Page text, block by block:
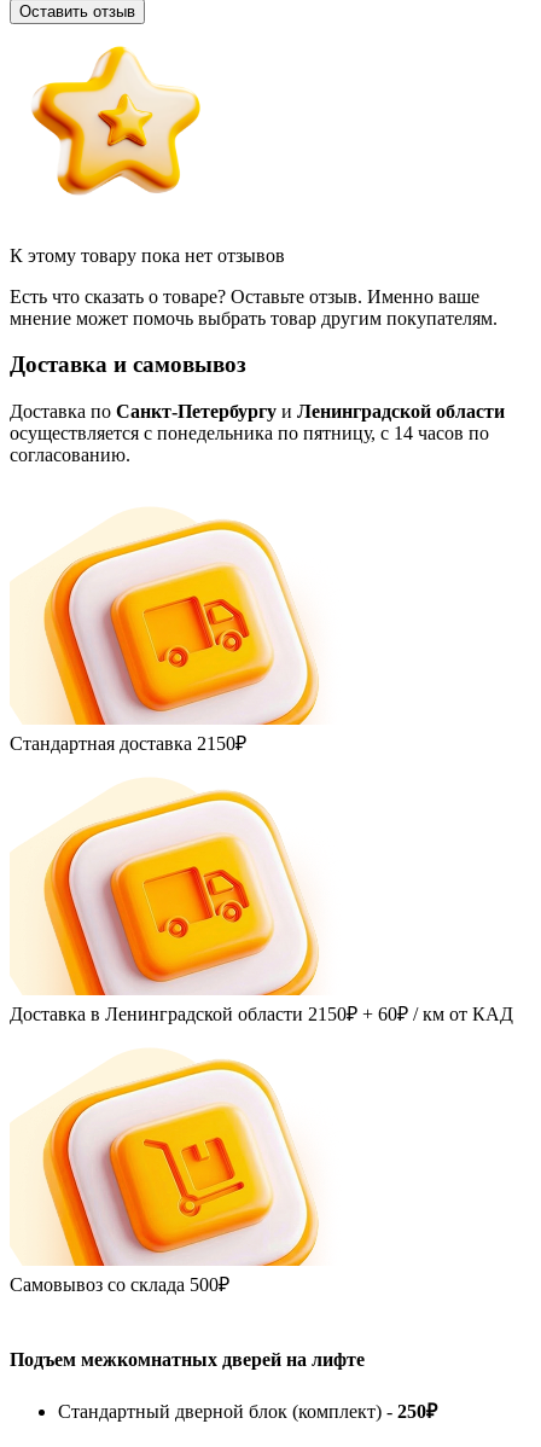
Оставить отзыв
К этому товару пока нет отзывов
Есть что сказать о товаре? Оставьте отзыв. Именно ваше
мнение может помочь выбрать товар другим покупателям.
Доставка и самовывоз
Доставка по Санкт-Петербургу и Ленинградской области
осуществляется с понедельника по пятницу, с 14 часов по
согласованию.
Стандартная доставка 2150₽
Доставка в Ленинградской области 2150₽ + 60₽ / км от КАД
Самовывоз со склада 500₽
Подъем межкомнатных дверей на лифте
Стандартный дверной блок (комплект) - 250₽